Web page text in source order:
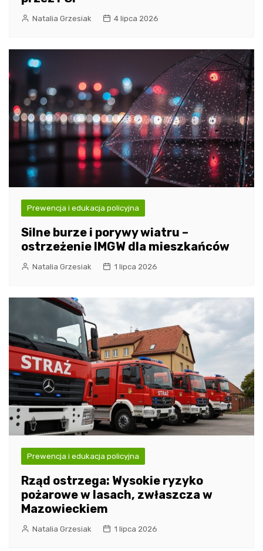
Natalia Grzesiak 4 lipca 2026
Prewencja i edukacja policyjna
Silne burze i porywy wiatru –
ostrzeżenie IMGW dla mieszkańców
Natalia Grzesiak 1 lipca 2026
Prewencja i edukacja policyjna
Rząd ostrzega: Wysokie ryzyko
pożarowe w lasach, zwłaszcza w
Mazowieckiem
Natalia Grzesiak 1 lipca 2026